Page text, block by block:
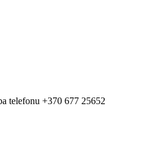
telefonu +370 677 25652